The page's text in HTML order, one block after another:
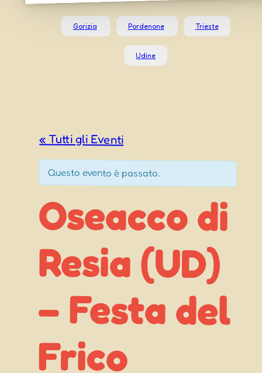
Gorizia Pordenone Trieste
Udine
« Tutti gli Eventi
Questo evento è passato.
Oseacco di
Resia (UD)
– Festa del
Frico